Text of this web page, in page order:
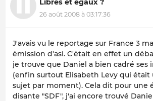
Libres et égaux ?
26 août 2008 à 03:17:36
J'avais vu le reportage sur France 3
émission d'asi. C'était en effet un
je trouve que Daniel a bien cadré ses
(enfin surtout Elisabeth Levy qui était
sujet par moment). Cela dit pour une
disante "SDF", j'ai encore trouvé